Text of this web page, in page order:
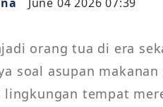
orang tua di era
soal asupan
lingkungan tempat